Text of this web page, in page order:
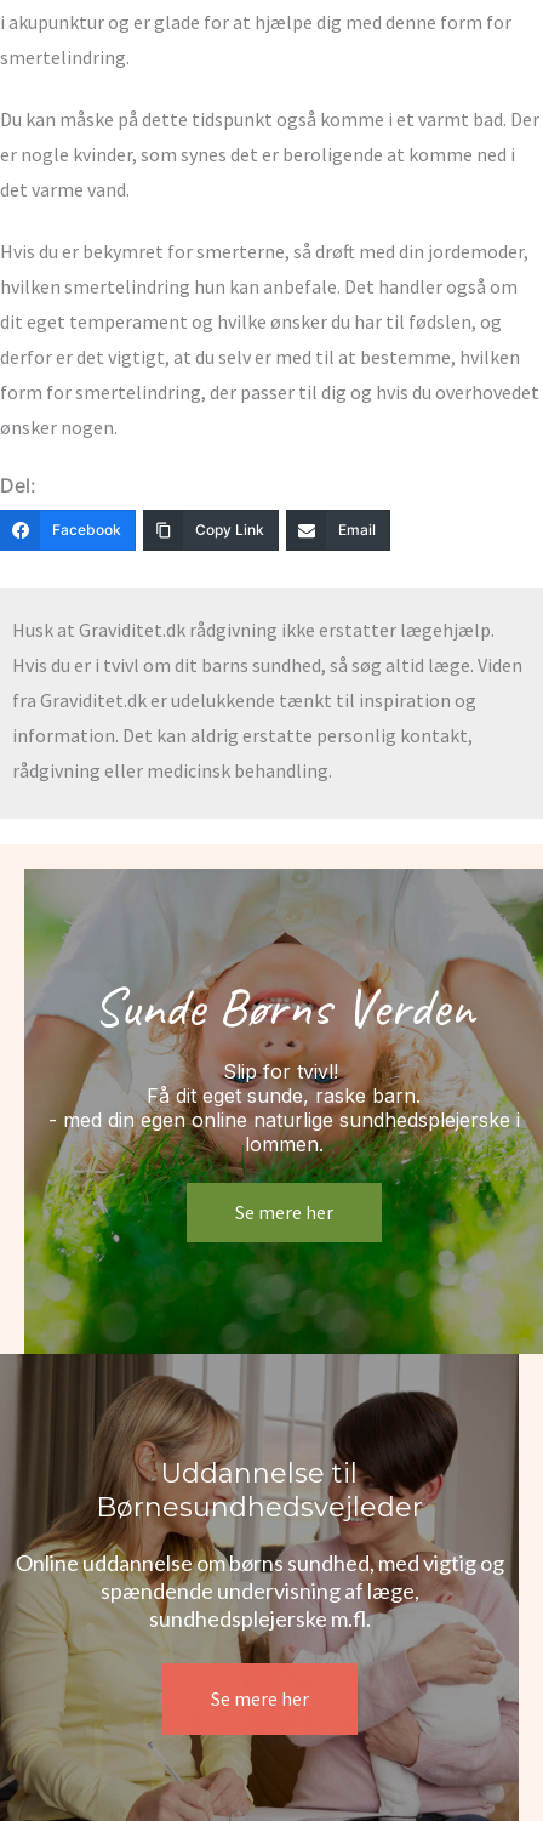
i akupunktur og er glade for at hjælpe dig med denne form for
smertelindring.
Du kan måske på dette tidspunkt også komme i et varmt bad. Der
er nogle kvinder, som synes det er beroligende at komme ned i
det varme vand.
Hvis du er bekymret for smerterne, så drøft med din jordemoder,
hvilken smertelindring hun kan anbefale. Det handler også om
dit eget temperament og hvilke ønsker du har til fødslen, og
derfor er det vigtigt, at du selv er med til at bestemme, hvilken
form for smertelindring, der passer til dig og hvis du overhovedet
ønsker nogen.
Del:
Facebook Copy Link Email
Husk at Graviditet.dk rådgivning ikke erstatter lægehjælp.
Hvis du er i tvivl om dit barns sundhed, så søg altid læge. Viden
fra Graviditet.dk er udelukkende tænkt til inspiration og
information. Det kan aldrig erstatte personlig kontakt,
rådgivning eller medicinsk behandling.
Sunde Børns Verden
Slip for tvivl!
Få dit eget sunde, raske barn.
- med din egen online naturlige sundhedsplejerske i
lommen.
Se mere her
Uddannelse til
Børnesundhedsvejleder
Online uddannelse om børns sundhed, med vigtig og
spændende undervisning af læge,
sundhedsplejerske m.fl.
Se mere her